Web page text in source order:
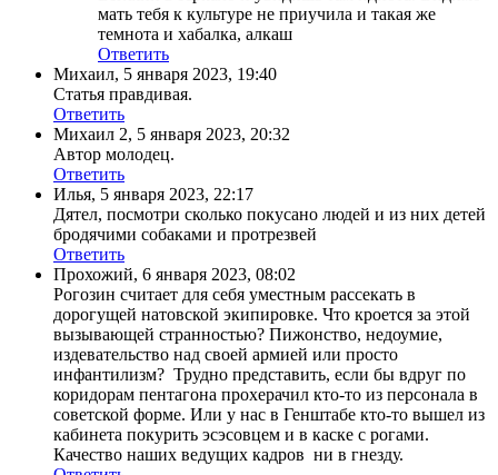
мать тебя к культуре не приучила и такая же
темнота и хабалка, алкаш
Ответить
Михаил, 5 января 2023, 19:40
Статья правдивая.
Ответить
Михаил 2, 5 января 2023, 20:32
Автор молодец.
Ответить
Илья, 5 января 2023, 22:17
Дятел, посмотри сколько покусано людей и из них детей
бродячими собаками и протрезвей
Ответить
Прохожий, 6 января 2023, 08:02
Рогозин считает для себя уместным рассекать в
дорогущей натовской экипировке. Что кроется за этой
вызывающей странностью? Пижонство, недоумие,
издевательство над своей армией или просто
инфантилизм? Трудно представить, если бы вдруг по
коридорам пентагона прохерачил кто-то из персонала в
советской форме. Или у нас в Генштабе кто-то вышел из
кабинета покурить эсэсовцем и в каске с рогами.
Качество наших ведущих кадров ни в гнезду.